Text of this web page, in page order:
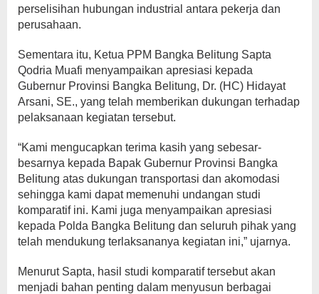
perselisihan hubungan industrial antara pekerja dan
perusahaan.
Sementara itu, Ketua PPM Bangka Belitung Sapta
Qodria Muafi menyampaikan apresiasi kepada
Gubernur Provinsi Bangka Belitung, Dr. (HC) Hidayat
Arsani, SE., yang telah memberikan dukungan terhadap
pelaksanaan kegiatan tersebut.
“Kami mengucapkan terima kasih yang sebesar-
besarnya kepada Bapak Gubernur Provinsi Bangka
Belitung atas dukungan transportasi dan akomodasi
sehingga kami dapat memenuhi undangan studi
komparatif ini. Kami juga menyampaikan apresiasi
kepada Polda Bangka Belitung dan seluruh pihak yang
telah mendukung terlaksananya kegiatan ini,” ujarnya.
Menurut Sapta, hasil studi komparatif tersebut akan
menjadi bahan penting dalam menyusun berbagai